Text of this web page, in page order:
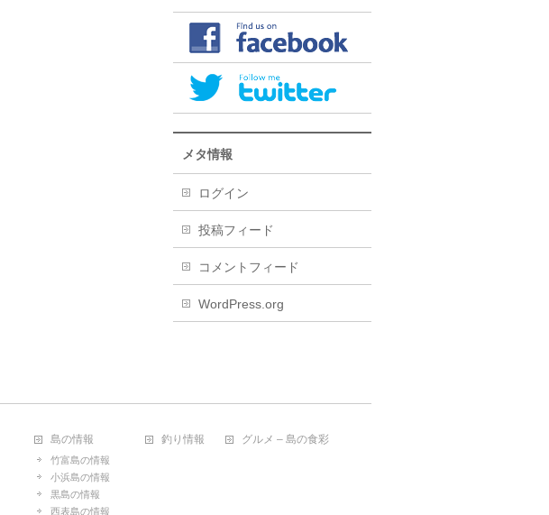
メタ情報
ログイン
投稿フィード
コメントフィード
WordPress.org
島の情報
竹富島の情報
小浜島の情報
黒島の情報
西表島の情報
釣り情報 グルメ – 島の食彩